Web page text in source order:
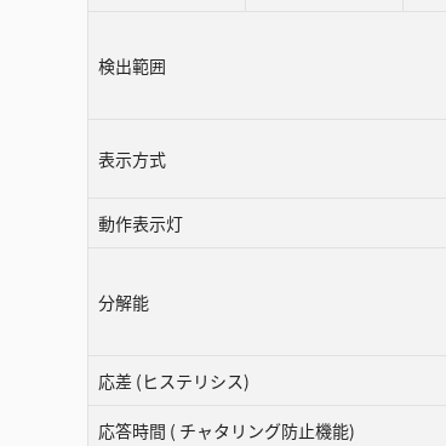
検出範囲
表示方式
動作表示灯
分解能
応差 (ヒステリシス)
応答時間 ( チャタリング防止機能)